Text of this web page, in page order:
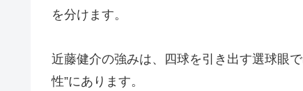
を分けます。
近藤健介の強みは、四球を引き出す選球眼
性”にあります。